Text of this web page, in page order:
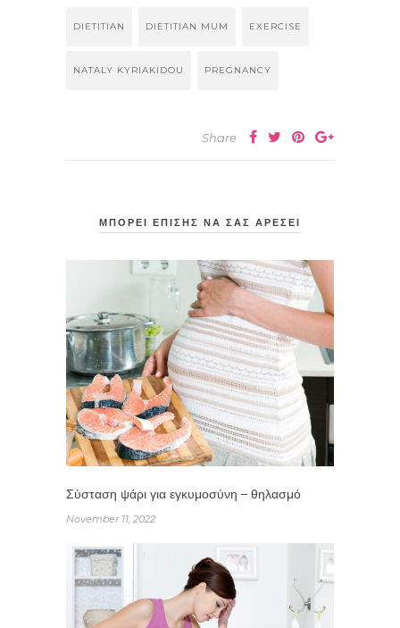
DIETITIAN DIETITIAN MUM EXERCISE
NATALY KYRIAKIDOU PREGNANCY
Share
ΜΠΟΡΕΙ ΕΠΙΣΗΣ ΝΑ ΣΑΣ ΑΡΕΣΕΙ
Σύσταση ψάρι για εγκυμοσύνη – θηλασμό
November 11, 2022